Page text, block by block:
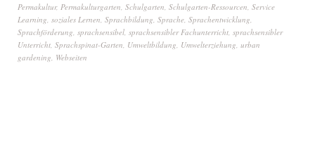
Permakultur, Permakulturgarten Schulgarten Schulgarten-Ressourcen Service
Learning soziales Lernen Sprachbildung Sprache Sprachentwicklung
Sprachförderung sprachsensibel sprachsensibler Fachunterricht sprachsensibler
Unterricht Sprachspinat-Garten Umweltbildung Umwelterziehung urban
gardening Webseiten